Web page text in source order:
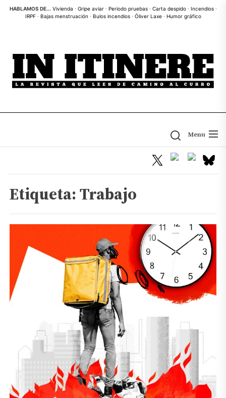
SkipHABLAMOS DE... Vivienda · Gripe aviar· Periodo pruebas· Carta despido· Incendios·
IRPF· Bajas menstruación · Bulos incendios· Óliver Laxe· Humor gráfico
Menu
Etiqueta:Trabajo